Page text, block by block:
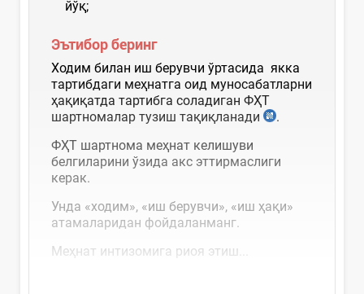
йўқ;
Эътибор беринг
Ходим билан иш берувчи ўртасида якка
тартибдаги меҳнатга оид муносабатларни
ҳақиқатда тартибга соладиган ФҲТ
шартномалар тузиш тақиқланади
.
ФҲТ шартнома меҳнат келишуви
белгиларини ўзида акс эттирмаслиги
керак.
Унда «ходим», «иш берувчи», «иш ҳақи»
атамаларидан фойдаланманг.
Меҳнат интизомига риоя этиш...